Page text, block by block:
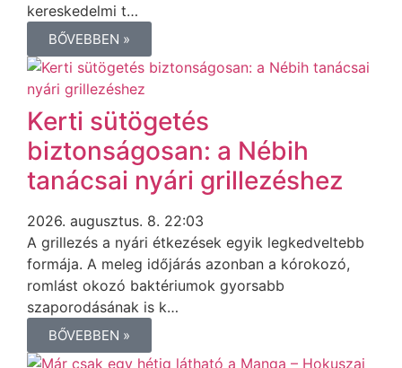
kereskedelmi t…
BŐVEBBEN »
Kerti sütögetés
biztonságosan: a Nébih
tanácsai nyári grillezéshez
2026. augusztus. 8. 22:03
A grillezés a nyári étkezések egyik legkedveltebb
formája. A meleg időjárás azonban a kórokozó,
romlást okozó baktériumok gyorsabb
szaporodásának is k…
BŐVEBBEN »